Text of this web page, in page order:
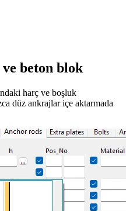
beton blok
harç ve boşluk
düz ankrajlar içe aktarmada